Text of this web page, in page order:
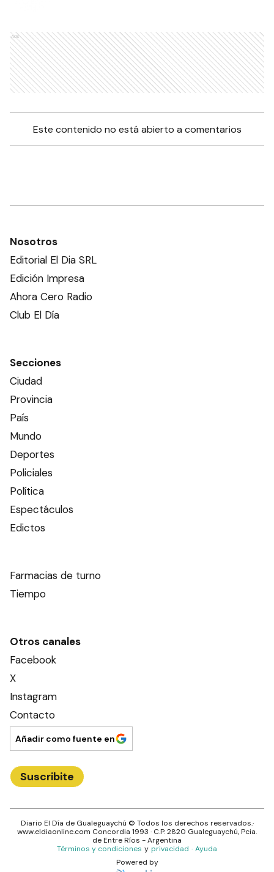
Ads
Este contenido no está abierto a comentarios
Nosotros
Editorial El Dia SRL
Edición Impresa
Ahora Cero Radio
Club El Día
Secciones
Ciudad
Provincia
País
Mundo
Deportes
Policiales
Política
Espectáculos
Edictos
Farmacias de turno
Tiempo
Otros canales
Facebook
X
Instagram
Contacto
Añadir como fuente en
Suscribite
Diario El Día de Gualeguaychú © Todos los derechos reservados.·
www.eldiaonline.com Concordia 1993 · C.P.2820 Gualeguaychú, Pcia.
deEntre Ríos - Argentina
Términos y condiciones y privacidad · Ayuda
Powered by